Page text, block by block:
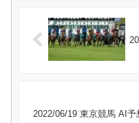
2022/06/19 東京競馬 AI予